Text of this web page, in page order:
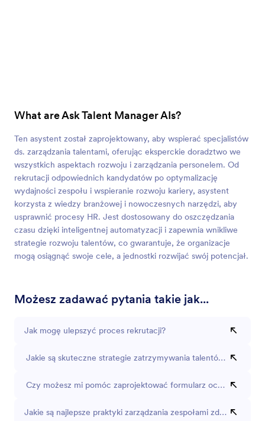
What are Ask Talent Manager AIs?
Ten asystent został zaprojektowany, aby wspierać specjalistów
ds. zarządzania talentami, oferując eksperckie doradztwo we
wszystkich aspektach rozwoju i zarządzania personelem. Od
rekrutacji odpowiednich kandydatów po optymalizację
wydajności zespołu i wspieranie rozwoju kariery, asystent
korzysta z wiedzy branżowej i nowoczesnych narzędzi, aby
usprawnić procesy HR. Jest dostosowany do oszczędzania
czasu dzięki inteligentnej automatyzacji i zapewnia wnikliwe
strategie rozwoju talentów, co gwarantuje, że organizacje
mogą osiągnąć swoje cele, a jednostki rozwijać swój potencjał.
Możesz zadawać pytania takie jak...
Jak mogę ulepszyć proces rekrutacji?
Jakie są skuteczne strategie zatrzymywania talentów?
Czy możesz mi pomóc zaprojektować formularz oceny
Jakie są najlepsze praktyki zarządzania zespołami zdalnymi?